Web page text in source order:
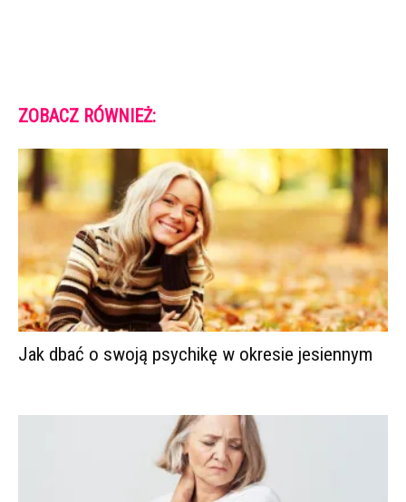
ZOBACZ RÓWNIEŻ:
Jak dbać o swoją psychikę w okresie jesiennym